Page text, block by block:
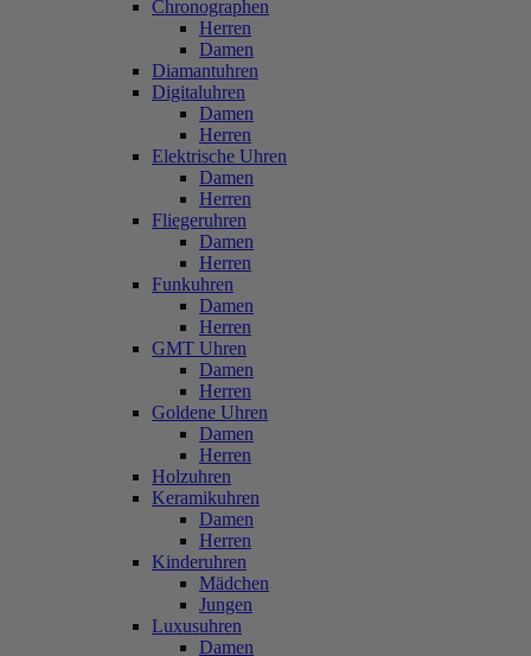
Chronographen
Herren
Damen
Diamantuhren
Digitaluhren
Damen
Herren
Elektrische Uhren
Damen
Herren
Fliegeruhren
Damen
Herren
Funkuhren
Damen
Herren
GMT Uhren
Damen
Herren
Goldene Uhren
Damen
Herren
Holzuhren
Keramikuhren
Damen
Herren
Kinderuhren
Mädchen
Jungen
Luxusuhren
Damen